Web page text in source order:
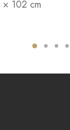
× 102 cm